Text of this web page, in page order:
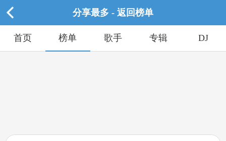
分享最多 - 返回榜单
首页 榜单 歌手 专辑 DJ